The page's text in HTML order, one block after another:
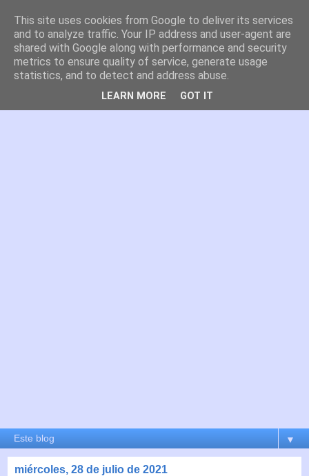
es por madrid
El blog de Madrid y su actualidad, proyectos, transporte,
movilidad, arquitectura, participación, medio ambiente,
educación, empleo, ...
▼
miércoles, 28 de julio de 2021
This site uses cookies from Google to deliver its services
and to analyze traffic. Your IP address and user-agent are
shared with Google along with performance and security
metrics to ensure quality of service, generate usage
statistics, and to detect and address abuse.
LEARN MORE GOT IT